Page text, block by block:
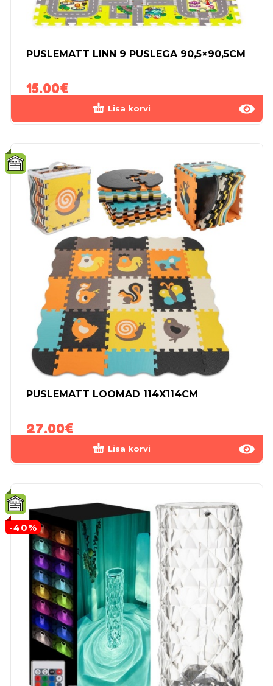
PUSLEMATT LINN 9 PUSLEGA 90,5×90,5CM
15.00€
Lisa korvi
PUSLEMATT LOOMAD 114X114CM
27.00€
Lisa korvi
-40%